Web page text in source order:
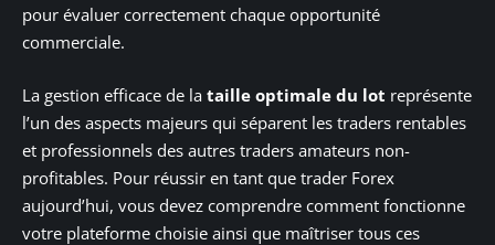
pour évaluer correctement chaque opportunité
commerciale.
La gestion efficace de la taille optimale du lot représente
l’un des aspects majeurs qui séparent les traders rentables
et professionnels des autres traders amateurs non-
profitables. Pour réussir en tant que trader Forex
aujourd’hui, vous devez comprendre comment fonctionne
votre plateforme choisie ainsi que maîtriser tous ces